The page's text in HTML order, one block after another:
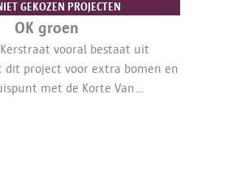
GEKOZEN PROJECTEN
OK groen
vooral bestaat uit
dit project voor extra bomen en
met de Korte Van